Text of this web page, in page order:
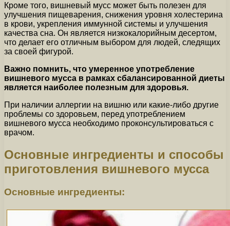
Кроме того, вишневый мусс может быть полезен для
улучшения пищеварения, снижения уровня холестерина
в крови, укрепления иммунной системы и улучшения
качества сна. Он является низкокалорийным десертом,
что делает его отличным выбором для людей, следящих
за своей фигурой.
Важно помнить, что умеренное употребление
вишневого мусса в рамках сбалансированной диеты
является наиболее полезным для здоровья.
При наличии аллергии на вишню или какие-либо другие
проблемы со здоровьем, перед употреблением
вишневого мусса необходимо проконсультироваться с
врачом.
Основные ингредиенты и способы
приготовления вишневого мусса
Основные ингредиенты: